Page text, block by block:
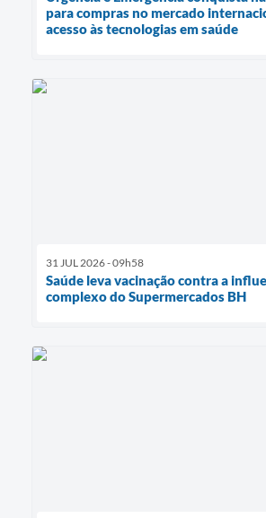
para compras no mercado
acesso às tecnologias em saúde
31 JUL 2026 - 09h58
Saúde leva vacinação contra a
complexo do Supermercados BH